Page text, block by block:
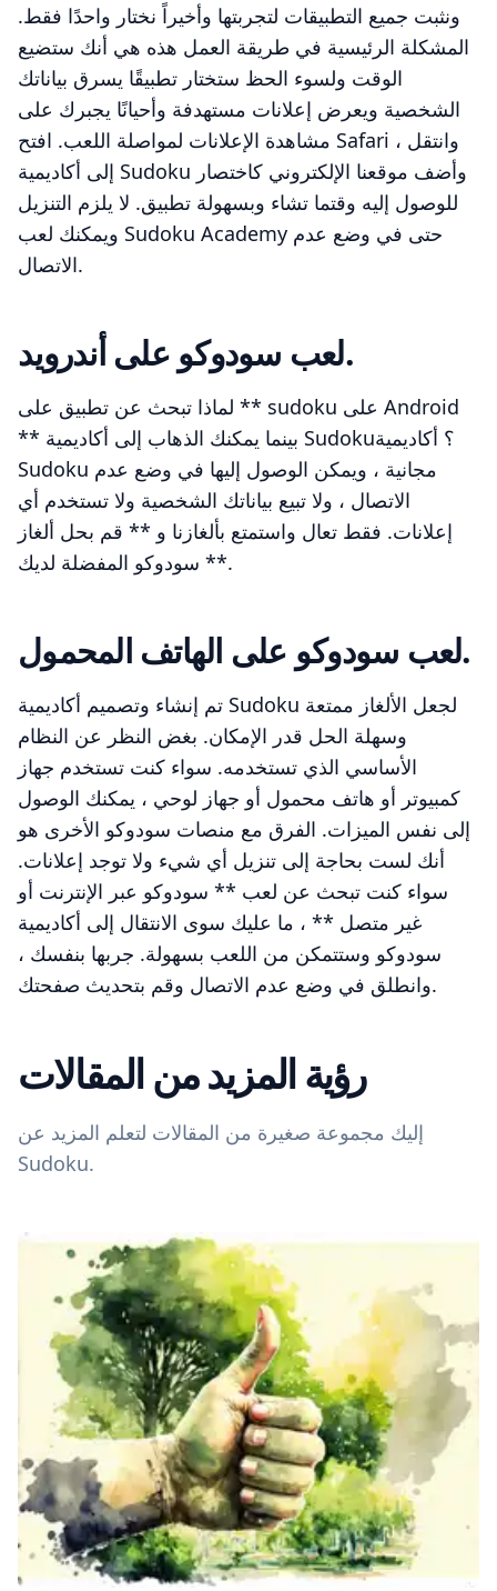
ونثبت جميع التطبيقات لتجربتها وأخيراً نختار واحدًا فقط.
المشكلة الرئيسية في طريقة العمل هذه هي أنك ستضيع
الوقت ولسوء الحظ ستختار تطبيقًا يسرق بياناتك
الشخصية ويعرض إعلانات مستهدفة وأحيانًا يجبرك على
مشاهدة الإعلانات لمواصلة اللعب. افتح Safari ، وانتقل
إلى أكاديمية Sudoku وأضف موقعنا الإلكتروني كاختصار
للوصول إليه وقتما تشاء وبسهولة تطبيق. لا يلزم التنزيل
ويمكنك لعب Sudoku Academy حتى في وضع عدم
الاتصال.
لعب سودوكو على أندرويد.
لماذا تبحث عن تطبيق على ** sudoku على Android
** بينما يمكنك الذهاب إلى أكاديمية Sudoku؟ أكاديمية
Sudoku مجانية ، ويمكن الوصول إليها في وضع عدم
الاتصال ، ولا تبيع بياناتك الشخصية ولا تستخدم أي
إعلانات. فقط تعال واستمتع بألغازنا و ** قم بحل ألغاز
سودوكو المفضلة لديك **.
لعب سودوكو على الهاتف المحمول.
تم إنشاء وتصميم أكاديمية Sudoku لجعل الألغاز ممتعة
وسهلة الحل قدر الإمكان. بغض النظر عن النظام
الأساسي الذي تستخدمه. سواء كنت تستخدم جهاز
كمبيوتر أو هاتف محمول أو جهاز لوحي ، يمكنك الوصول
إلى نفس الميزات. الفرق مع منصات سودوكو الأخرى هو
أنك لست بحاجة إلى تنزيل أي شيء ولا توجد إعلانات.
سواء كنت تبحث عن لعب ** سودوكو عبر الإنترنت أو
غير متصل ** ، ما عليك سوى الانتقال إلى أكاديمية
سودوكو وستتمكن من اللعب بسهولة. جربها بنفسك ،
وانطلق في وضع عدم الاتصال وقم بتحديث صفحتك.
رؤية المزيد من المقالات
إليك مجموعة صغيرة من المقالات لتعلم المزيد عن
Sudoku.